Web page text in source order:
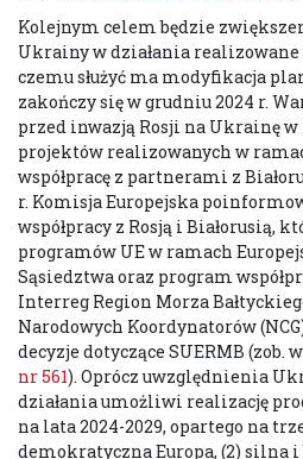
Kolejnym celem będzie
Ukrainy w działania
czemu służyć ma modyfikacja
zakończy się w grudniu 2024 r.
przed inwazją Rosji na Ukrainę w
projektów realizowanych w
współpracę z partnerami z
r. Komisja Europejska
współpracy z Rosją i Białorusią,
programów UE w ramach
Sąsiedztwa oraz program
Interreg Region Morza
Narodowych Koordynatorów
decyzje dotyczące SUERMB (zob.
nr 561). Oprócz uwzględnienia
działania umożliwi realizację
na lata 2024-2029, opartego na
demokratyczna Europa, (2) silna i